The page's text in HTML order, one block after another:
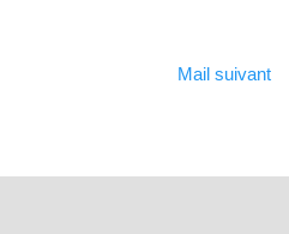
Mail suivant